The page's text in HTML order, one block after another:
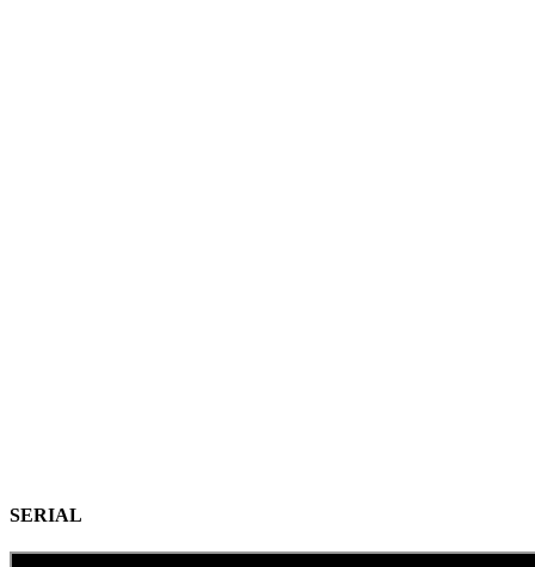
SERIAL